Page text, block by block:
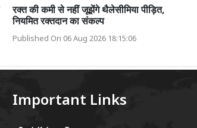
रक्त की कमी से नहीं जूझेंगे थैलेसीमिया पीड़ित,
नियमित रक्तदान का संकल्प
Published On 06 Aug 2026 18:15:06
Important Links